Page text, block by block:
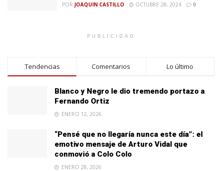
POR JOAQUIN CASTILLO OCTUBRE 28, 2024 0
PUBLICIDAD
Tendencias Comentarios Lo último
Blanco y Negro le dio tremendo portazo a
Fernando Ortiz
ENERO 12, 2026
“Pensé que no llegaría nunca este día”: el
emotivo mensaje de Arturo Vidal que
conmovió a Colo Colo
ENERO 28, 2026